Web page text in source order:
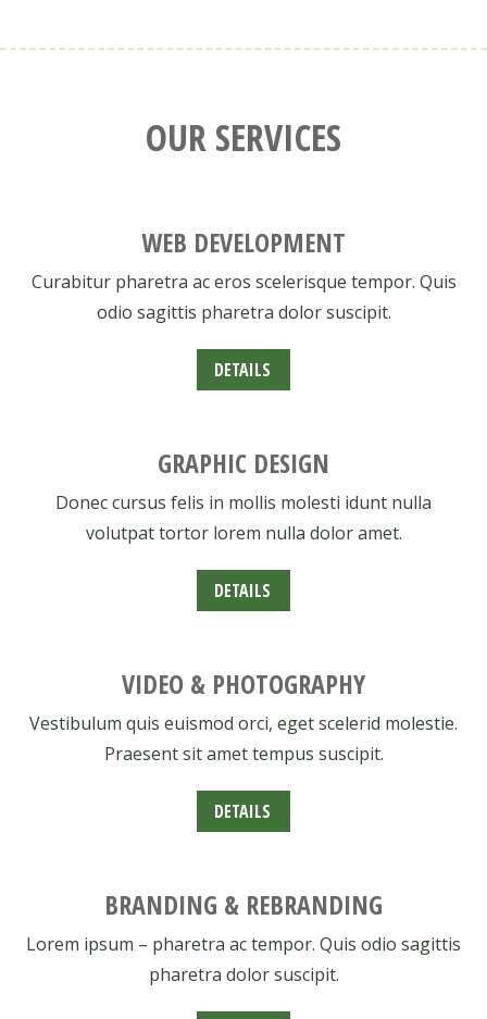
OUR SERVICES
WEB DEVELOPMENT
Curabitur pharetra ac eros scelerisque tempor. Quis
odio sagittis pharetra dolor suscipit.
DETAILS
GRAPHIC DESIGN
Donec cursus felis in mollis molesti idunt nulla
volutpat tortor lorem nulla dolor amet.
DETAILS
VIDEO & PHOTOGRAPHY
Vestibulum quis euismod orci, eget scelerid molestie.
Praesent sit amet tempus suscipit.
DETAILS
BRANDING & REBRANDING
Lorem ipsum – pharetra ac tempor. Quis odio sagittis
pharetra dolor suscipit.